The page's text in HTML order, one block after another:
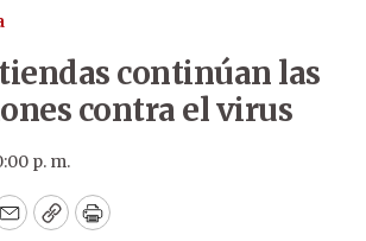
continúan las
contra el virus
p. m.
EmailCopyPrint